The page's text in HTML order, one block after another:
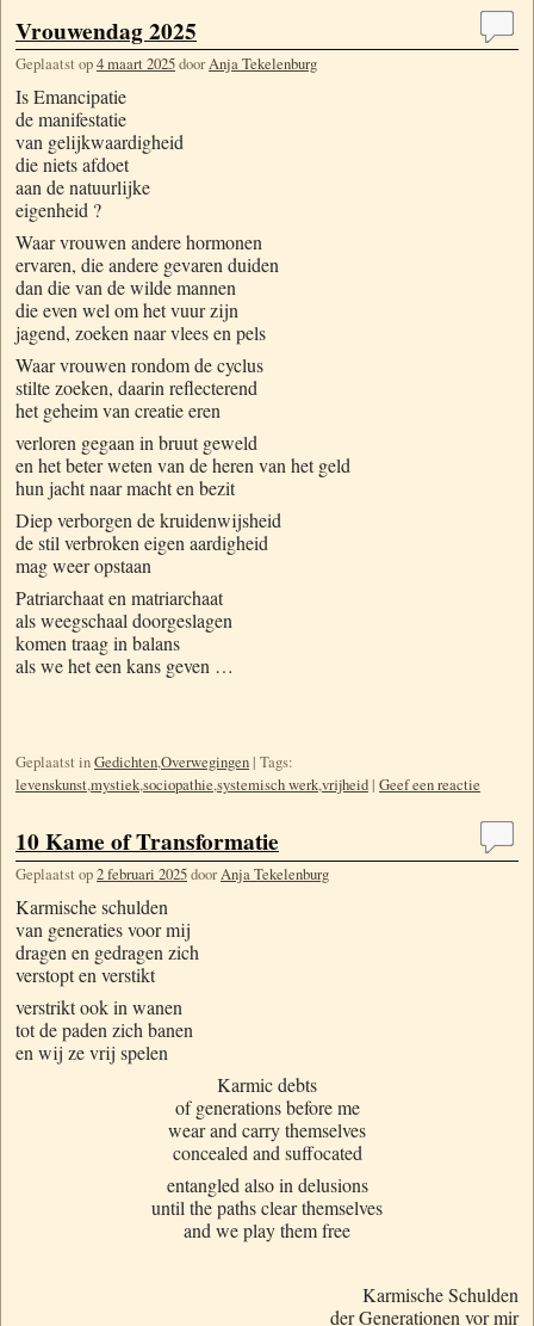
Vrouwendag 2025
Geplaatst op4 maart 2025doorAnja Tekelenburg
Is Emancipatie
de manifestatie
van gelijkwaardigheid
die niets afdoet
aan de natuurlijke
eigenheid ?
Waar vrouwen andere hormonen
ervaren, die andere gevaren duiden
dan die van de wilde mannen
die even wel om het vuur zijn
jagend, zoeken naar vlees en pels
Waar vrouwen rondom de cyclus
stilte zoeken, daarin reflecterend
het geheim van creatie eren
verloren gegaan in bruut geweld
en het beter weten van de heren van het geld
hun jacht naar macht en bezit
Diep verborgen de kruidenwijsheid
de stil verbroken eigen aardigheid
mag weer opstaan
Patriarchaaten matriarchaat
als weegschaal doorgeslagen
komen traag in balans
als we het een kans geven …
Geplaatst inGedichten,Overwegingen | Tags:
levenskunst,mystiek,sociopathie,systemisch werk,vrijheid | Geef een reactie
10 Kame of Transformatie
Geplaatst op2 februari 2025doorAnja Tekelenburg
Karmische schulden
van generaties voor mij
dragen en gedragen zich
verstopt en verstikt
verstrikt ook in wanen
tot de paden zich banen
en wij ze vrij spelen
Karmic debts
of generations before me
wear and carry themselves
concealed and suffocated
entangled also in delusions
until the paths clear themselves
and we play them free
Karmische Schulden
der Generationen vor mir